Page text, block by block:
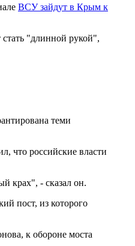
ВСУ зайдут в Крым к
"длинной рукой",
теми
что российские власти
крах", - сказал он.
пост, из которого
к обороне моста